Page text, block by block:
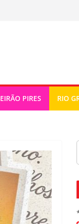
PIRES RIO